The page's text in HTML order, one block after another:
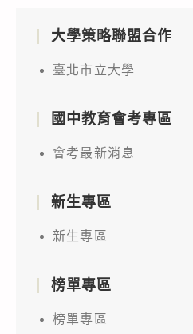
大學策略聯盟合作
臺北市立大學
國中教育會考專區
會考最新消息
新生專區
新生專區
榜單專區
榜單專區